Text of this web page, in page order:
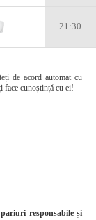
21:30
de acord automat cu
cunoștință cu ei!
pariuri responsabile și